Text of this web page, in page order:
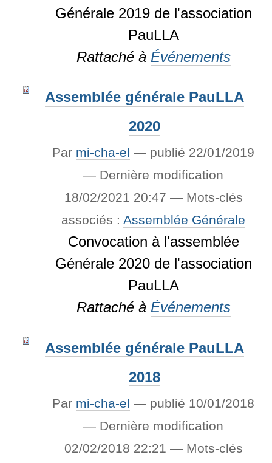
Générale 2019 de l'association
PauLLA
Rattaché à Événements
Assemblée générale PauLLA
2020
Par mi-cha-el — publié 22/01/2019
— Dernière modification
18/02/2021 20:47 — Mots-clés
associés :Assemblée Générale
Convocation à l'assemblée
Générale 2020 de l'association
PauLLA
Rattaché à Événements
Assemblée générale PauLLA
2018
Par mi-cha-el — publié 10/01/2018
— Dernière modification
02/02/2018 22:21 — Mots-clés